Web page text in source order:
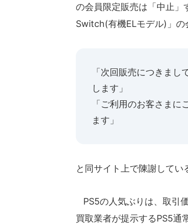
の会員限定販売は「中止
Switch(有機ELモデル)」の
「次回販売につきま
します」
「ご利用のお客さま
ます」
と同サイト上で陳謝してい
PS5の人気ぶりは、取引
買取業者が提示するPS5通